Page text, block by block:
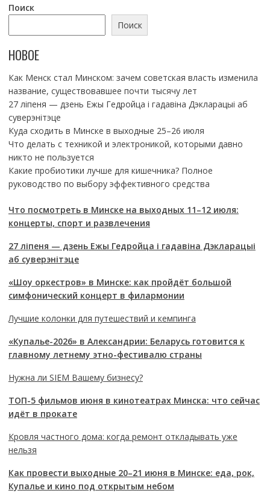
Поиск
Поиск
НОВОЕ
Как Менск стал Минском: зачем советская власть изменила
название, существовавшее почти тысячу лет
27 ліпеня — дзень Ежы Гедройца і гадавіна Дэкларацыі аб
суверэнітэце
Куда сходить в Минске в выходные 25–26 июля
Что делать с техникой и электроникой, которыми давно
никто не пользуется
Какие пробиотики лучше для кишечника? Полное
руководство по выбору эффективного средства
Что посмотреть в Минске на выходных 11–12 июля:
концерты, спорт и развлечения
27 ліпеня — дзень Ежы Гедройца і гадавіна Дэкларацыі
аб суверэнітэце
«Шоу оркестров» в Минске: как пройдёт большой
симфонический концерт в филармонии
Лучшие колонки для путешествий и кемпинга
«Купалье-2026» в Александрии: Беларусь готовится к
главному летнему этно-фестивалю страны
Нужна ли SIEM Вашему бизнесу?
ТОП-5 фильмов июня в кинотеатрах Минска: что сейчас
идёт в прокате
Кровля частного дома: когда ремонт откладывать уже
нельзя
Как провести выходные 20–21 июня в Минске: еда, рок,
Купалье и кино под открытым небом